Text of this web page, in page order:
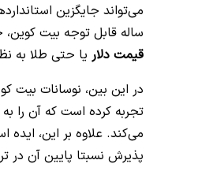
ساله قابل توجه بیت
قیمت دلار یا حتی طلا به
در این بین، نوسانات بیت
تجربه کرده است که آن را
می‌کند. علاوه بر این،
پذیرش نسبتا پایین آن در